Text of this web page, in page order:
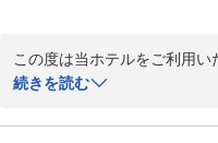
この度は当ホテルをご利用い
て感謝申し上げます。
続きを読む